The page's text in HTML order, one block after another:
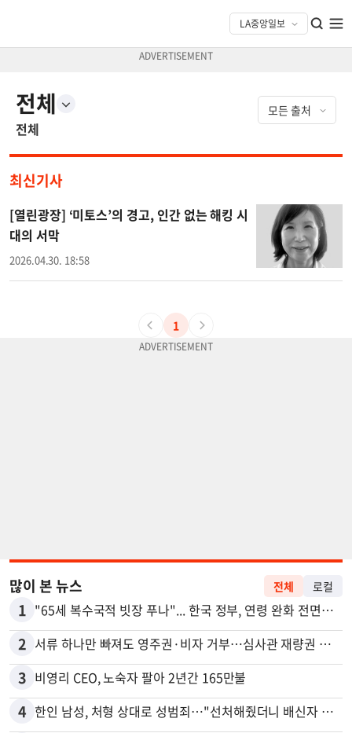
전체
전체
최신기사
[열린광장] ‘미토스’의 경고, 인간 없는 해킹 시
대의 서막
2026.04.30. 18:58
1
많이 본 뉴스 전체 로컬
1 "65세 복수국적 빗장 푸나"... 한국 정부, 연령 완화 전면 추진
2 서류 하나만 빠져도 영주권·비자 거부…심사관 재량권 대폭 확대
3 비영리 CEO, 노숙자 팔아 2년간 165만불
4 한인 남성, 처형 상대로 성범죄…"선처해줬더니 배신자 취급"